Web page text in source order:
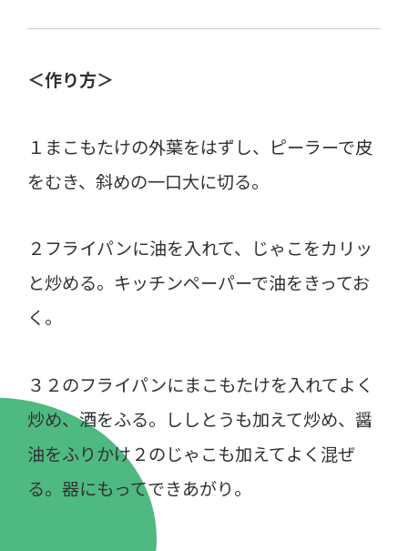
＜作り方＞
１まこもたけの外葉をはずし、ピーラーで皮
をむき、斜めの一口大に切る。
２フライパンに油を入れて、じゃこをカリッ
と炒める。キッチンペーパーで油をきってお
く。
３２のフライパンにまこもたけを入れてよく
炒め、酒をふる。ししとうも加えて炒め、醤
油をふりかけ２のじゃこも加えてよく混ぜ
る。器にもってできあがり。